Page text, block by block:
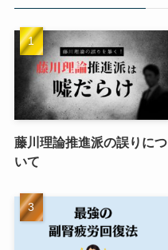
藤川理論推進派の誤りにつ
いて